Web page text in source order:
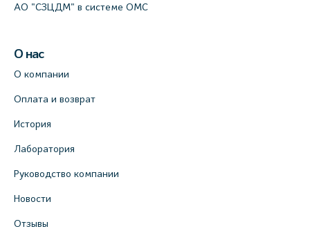
АО "СЗЦДМ" в системе ОМС
О нас
О компании
Оплата и возврат
История
Лаборатория
Руководство компании
Новости
Отзывы